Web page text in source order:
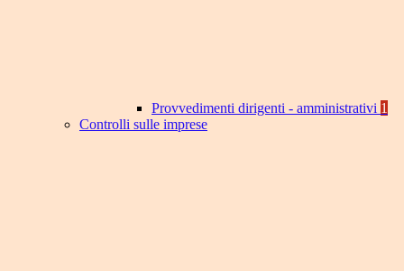
Provvedimenti dirigenti - amministrativi 1
Controlli sulle imprese